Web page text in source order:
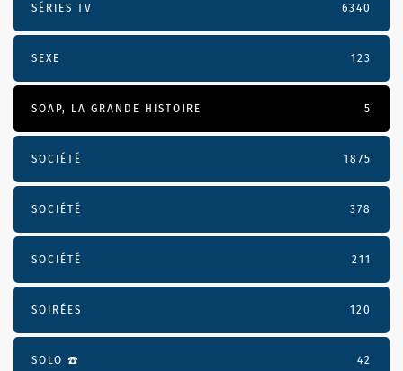
SÉRIES TV 6340
SEXE 123
SOAP, LA GRANDE HISTOIRE 5
SOCIÉTÉ 1875
SOCIÉTÉ 378
SOCIÉTÉ 211
SOIRÉES 120
SOLO ☎️ 42